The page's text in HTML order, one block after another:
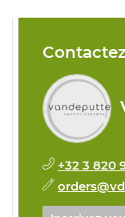
+32 3 820